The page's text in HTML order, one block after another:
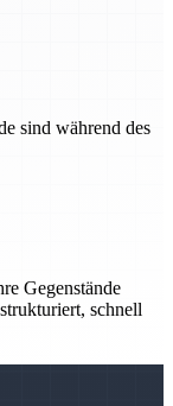
sind während des
Gegenstände
schnell